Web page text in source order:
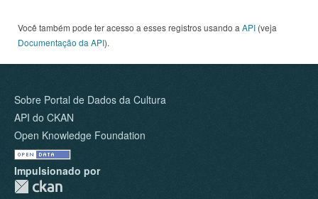
Você também pode ter acesso a esses registros usando a API (veja
Documentação da API).
Sobre Portal de Dados da Cultura
API do CKAN
Open Knowledge Foundation
Impulsionado por